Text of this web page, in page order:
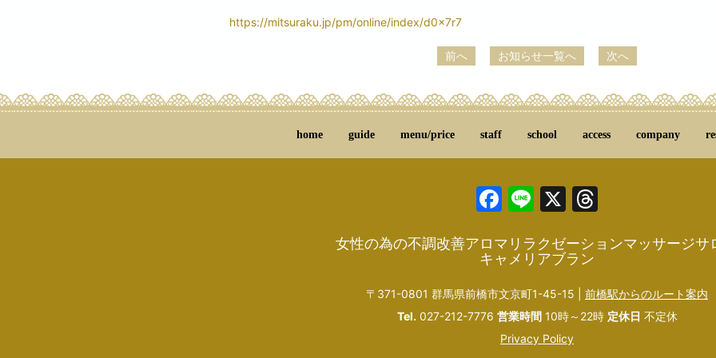
https://mitsuraku.jp/pm/online/index/d0x7r7
前へ お知らせ一覧へ 次へ
home guide menu/price staff school access company
Facebook
Line
X
女性の為の不調改善アロマリラクゼーションマッサージサ
キャメリアブラン
〒371-0801 群馬県前橋市文京町1-45-15 | 前橋駅からのルート案内
Tel. 027-212-7776 営業時間10時～22時 定休日 不定休
Privacy Policy